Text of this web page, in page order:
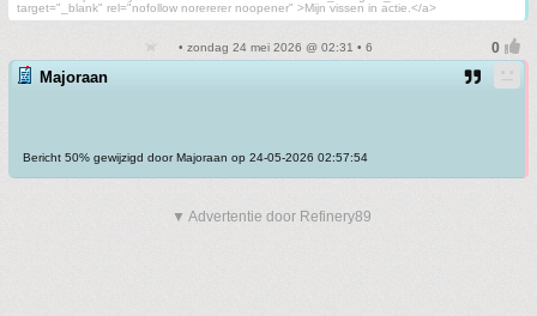
target="_blank" rel="nofollow norererer noopener" >Mijn vissen in actie.</a>
• zondag 24 mei 2026 @ 02:31 • 6
Majoraan
Bericht 50% gewijzigd door Majoraan op 24-05-2026 02:57:54
▼ Advertentie door Refinery89